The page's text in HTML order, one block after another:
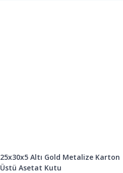
25x30x5 Altı Gold Metalize Karton
Üstü Asetat Kutu